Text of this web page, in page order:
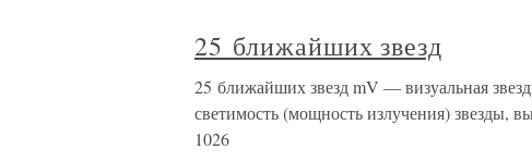
25 ближайших звезд
25 ближайших звезд mV — визуальная
светимость (мощность излучения) звезды,
1026